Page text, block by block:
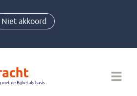
Niet akkoord